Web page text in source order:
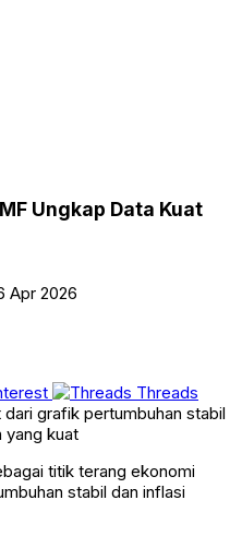
Ungkap Data Kuat
Apr 2026
Threads
titik terang ekonomi
stabil dan inflasi